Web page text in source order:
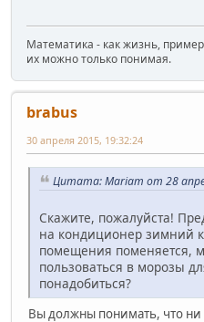
Математика - как жизнь,
их можно только понимая.
brabus
30 апреля 2015, 19:32:24
Цитата: Mariam от 28
Скажите, пожалуйста!
на кондиционер зимний
помещения поменяется,
пользоваться в морозы
понадобиться?
Вы должны понимать, что